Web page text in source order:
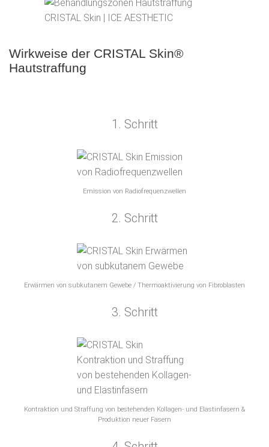
Wirkweise der CRISTAL Skin®
Hautstraffung
1. Schritt
Emission von Radiofrequenzwellen
2. Schritt
Erwärmen von subkutanem Gewebe / Thermoaktivierung von Fibroblasten
3. Schritt
Kontraktion und Straffung von bestehenden Kollagen- und Elastinfasern &
Produktion neuer Fasern